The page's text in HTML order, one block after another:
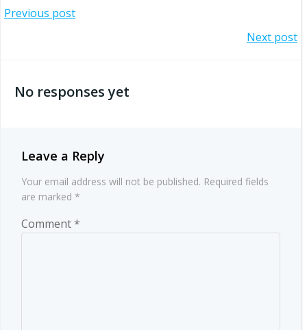
Post
Previous post
navigation
Next post
No responses yet
Leave a Reply
Your email address will not be published. Required fields
are marked *
Comment*